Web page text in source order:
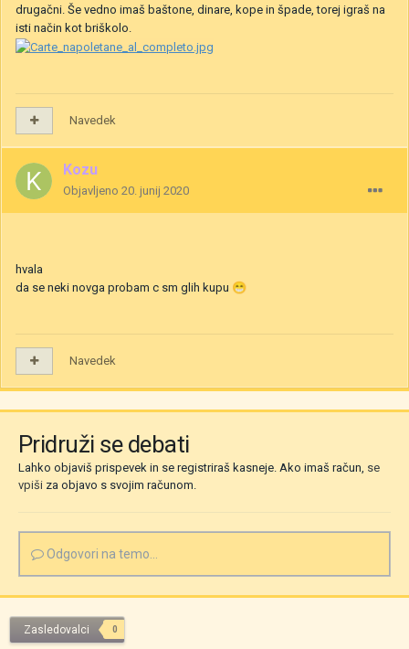
drugačni. Še vedno imaš baštone, dinare, kope in špade, torej igraš na
isti način kot briškolo.
Navedek
Kozu
Objavljeno 20. junij 2020
hvala
da se neki novga probam c sm glih kupu 😁
Navedek
Pridruži se debati
Lahko objaviš prispevek in se registriraš kasneje. Ako imaš račun, se
vpiši za objavo s svojim računom.
Odgovori na temo...
Zasledovalci 0